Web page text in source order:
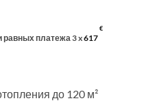
равных платежа 3 x617
€
до 120 м²